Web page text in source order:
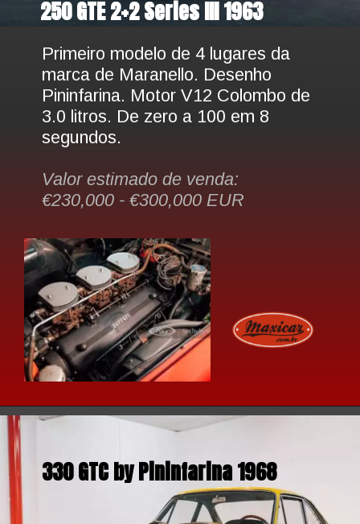
Primeiro modelo de 4 lugares da
marca de Maranello. Desenho
Pininfarina. Motor V12 Colombo de
3.0 litros. De zero a 100 em 8
segundos.
Valor estimado de venda:
€230,000 - €300,000 EUR
250 GTE 2+2 Series III 1963
330 GTC by Pininfarina 1968